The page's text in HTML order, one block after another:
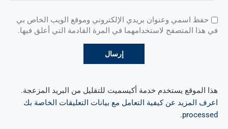
حفظ اسمي وعنوان بريدي الإلكتروني وموقع الويب الخاص بي
في هذا المتصفح لاستخدامهما في المرة القادمة التي أعلق فيها.
هذا الموقع يستخدم خدمة أكيسميت للتقليل من البريد المزعجة.
اعرف المزيد عن كيفية التعامل مع بيانات التعليقات الخاصة بك
processed
.